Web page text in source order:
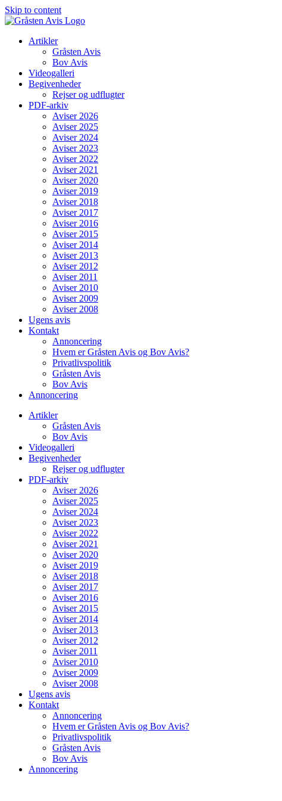
Skip to content
Artikler
Gråsten Avis
Bov Avis
Videogalleri
Begivenheder
Rejser og udflugter
PDF-arkiv
Aviser 2026
Aviser 2025
Aviser 2024
Aviser 2023
Aviser 2022
Aviser 2021
Aviser 2020
Aviser 2019
Aviser 2018
Aviser 2017
Aviser 2016
Aviser 2015
Aviser 2014
Aviser 2013
Aviser 2012
Aviser 2011
Aviser 2010
Aviser 2009
Aviser 2008
Ugens avis
Kontakt
Annoncering
Hvem er Gråsten Avis og Bov Avis?
Privatlivspolitik
Gråsten Avis
Bov Avis
Annoncering
Artikler
Gråsten Avis
Bov Avis
Videogalleri
Begivenheder
Rejser og udflugter
PDF-arkiv
Aviser 2026
Aviser 2025
Aviser 2024
Aviser 2023
Aviser 2022
Aviser 2021
Aviser 2020
Aviser 2019
Aviser 2018
Aviser 2017
Aviser 2016
Aviser 2015
Aviser 2014
Aviser 2013
Aviser 2012
Aviser 2011
Aviser 2010
Aviser 2009
Aviser 2008
Ugens avis
Kontakt
Annoncering
Hvem er Gråsten Avis og Bov Avis?
Privatlivspolitik
Gråsten Avis
Bov Avis
Annoncering